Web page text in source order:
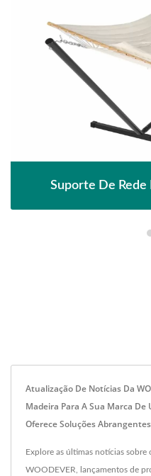
Suporte De Rede
Atualização De Notícias Da
Madeira Para A Sua Marca De
Oferece Soluções
Explore as últimas notícias
WOODEVER, lançamentos de